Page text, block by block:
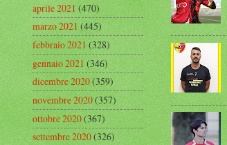
aprile 2021(470)
marzo 2021(445)
febbraio 2021(328)
gennaio 2021(346)
dicembre 2020(359)
novembre 2020(357)
ottobre 2020(367)
settembre 2020(326)